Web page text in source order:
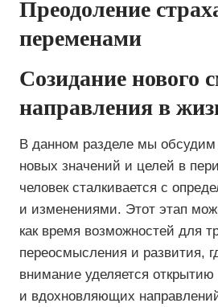
Преодоление
переменами
Созидание нового
направления в
В данном разделе мы обсудим
новых значений и целей в
человек сталкивается с
и изменениями. Этот этап
как время возможностей для
переосмысления и развития,
внимание уделяется открытию
и вдохновляющих